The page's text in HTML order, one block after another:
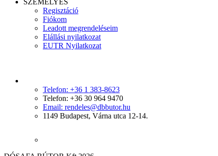
SZEMÉLYES
Regisztáció
Fiókom
Leadott megrendeléseim
Elállási nyilatkozat
EUTR Nyilatkozat
Telefon: +36 1 383-8623
Telefon: +36 30 964 9470
Email: rendeles@dbbutor.hu
1149 Budapest, Várna utca 12-14.